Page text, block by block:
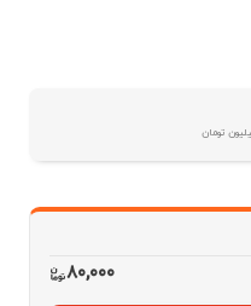
تومان
80,000